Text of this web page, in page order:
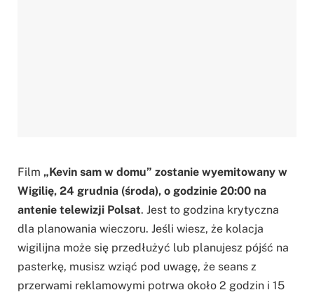
Film „Kevin sam w domu” zostanie wyemitowany w
Wigilię, 24 grudnia (środa), o godzinie 20:00 na
antenie telewizji Polsat. Jest to godzina krytyczna
dla planowania wieczoru. Jeśli wiesz, że kolacja
wigilijna może się przedłużyć lub planujesz pójść na
pasterkę, musisz wziąć pod uwagę, że seans z
przerwami reklamowymi potrwa około 2 godzin i 15